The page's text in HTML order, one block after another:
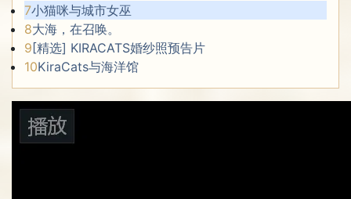
7小猫咪与城市女巫
8大海，在召唤。
9[精选] KIRACATS婚纱照预告片
10KiraCats与海洋馆